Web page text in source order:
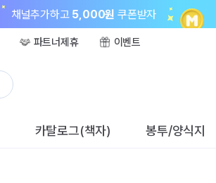
채널추가하고 5,000원 쿠폰받자
파트너제휴 이벤트
카탈로그(책자) 봉투/양식지